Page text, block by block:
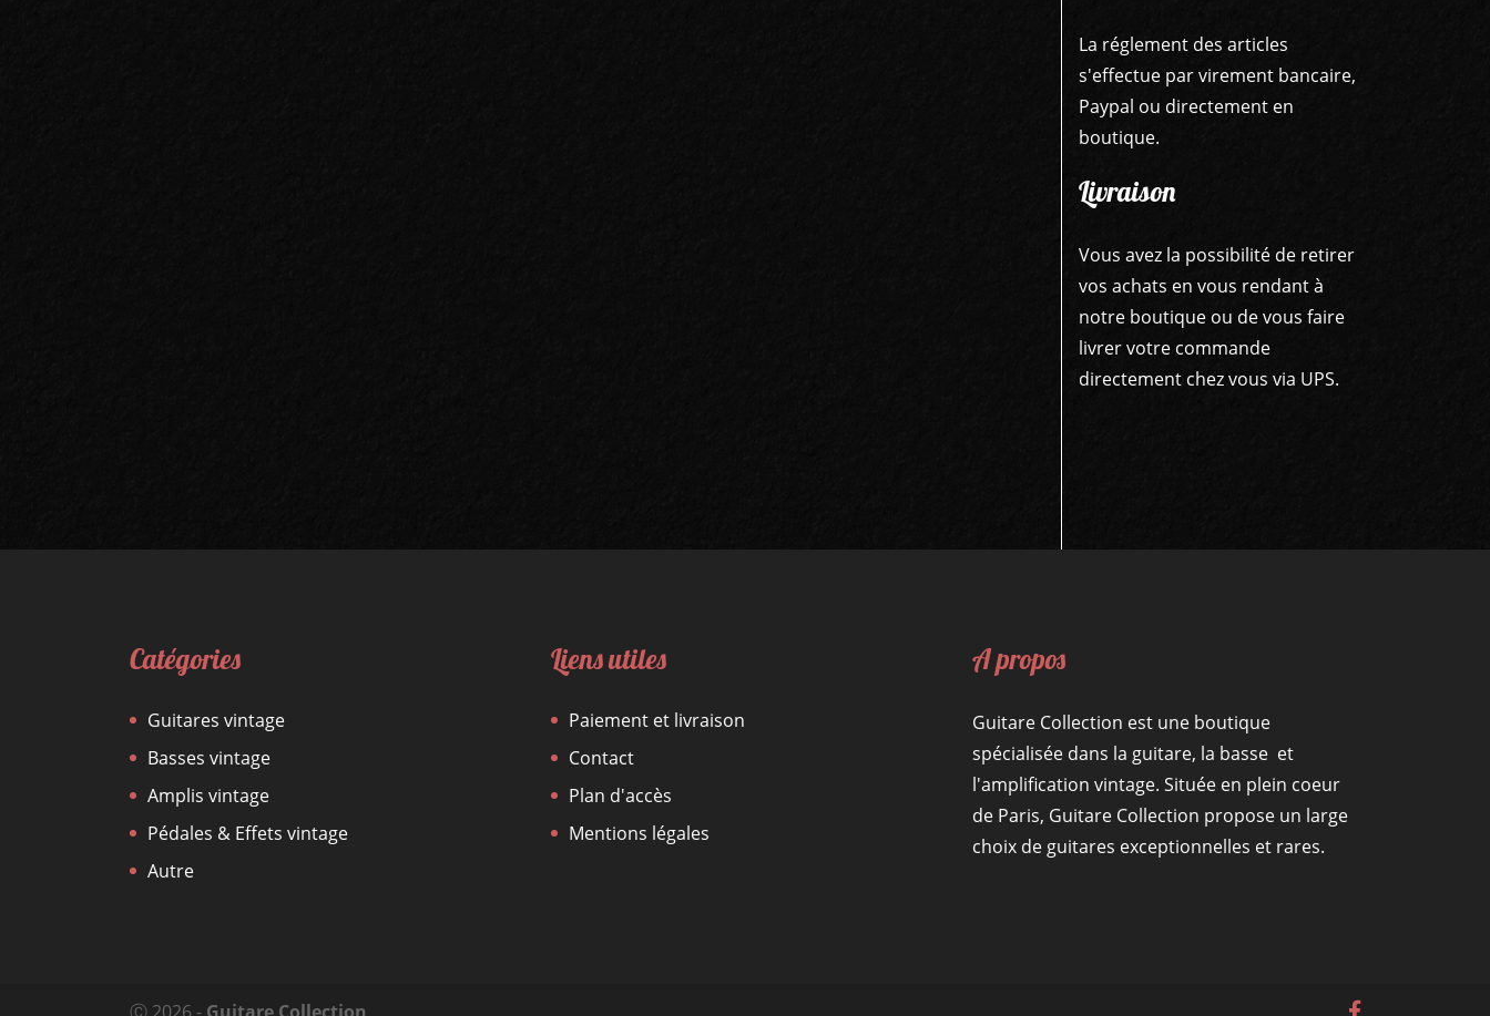
La réglement des articles
s'effectue par virement bancaire,
Paypal ou directement en
boutique.
Livraison
Vous avez la possibilité de retirer
vos achats en vous rendant à
notre boutique ou de vous faire
livrer votre commande
directement chez vous via UPS.
Catégories
Guitares vintage
Basses vintage
Amplis vintage
Pédales & Effets vintage
Autre
Liens utiles
Paiement et livraison
Contact
Plan d'accès
Mentions légales
A propos
Guitare Collection est une boutique
spécialisée dans la guitare, la basse et
l'amplification vintage. Située en plein coeur
de Paris, Guitare Collection propose un large
choix de guitares exceptionnelles et rares.